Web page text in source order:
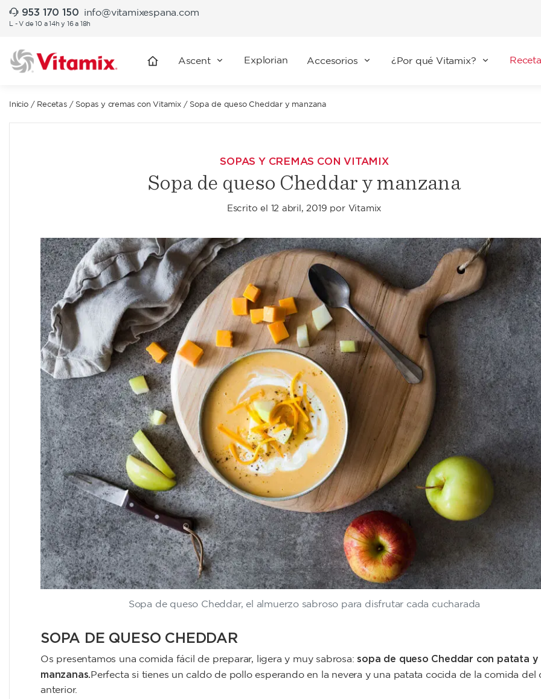
953 170 150 info@vitamixespana.com
L - V de 10 a 14h y 16 a 18h
Ascent Explorian Accesorios ¿Por qué Vitamix?
Inicio/ Recetas/ Sopas y cremas con Vitamix/ Sopa de queso Cheddar y manzana
SOPAS Y CREMAS CON VITAMIX
Sopa de queso Cheddar y manzana
Escrito el 12 abril, 2019 por Vitamix
Sopa de queso Cheddar, el almuerzo sabroso para disfrutar cada cucharada
SOPA DE QUESO CHEDDAR
Os presentamos una comida fácil de preparar, ligera y muy sabrosa:sopa de queso Cheddar con patata y
manzanas. Perfecta si tienes un caldo de pollo esperando en la nevera y una patata cocida de la comida del
anterior.